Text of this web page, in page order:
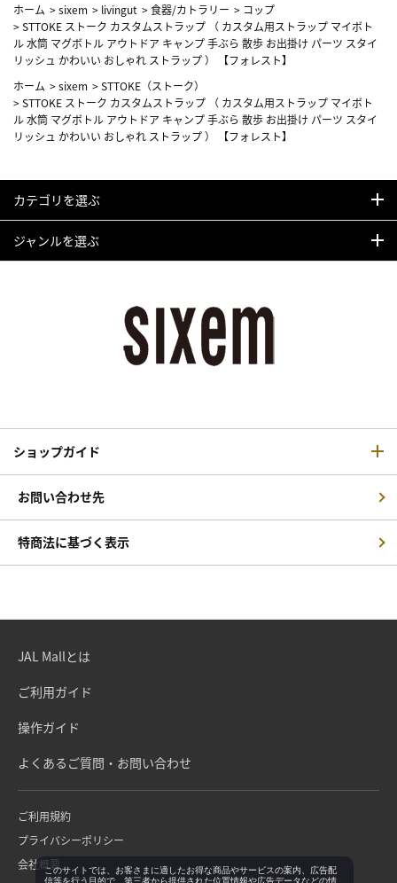
ホーム >sixem > livingut >食器/カトラリー > コップ
>STTOKE ストーク カスタムストラップ （ カスタム用ストラップ マイボト
ル 水筒 マグボトル アウトドア キャンプ 手ぶら 散歩 お出掛け パーツ スタイ
リッシュ かわいい おしゃれ ストラップ ） 【フォレスト】
ホーム >sixem >STTOKE（ストーク）
>STTOKE ストーク カスタムストラップ （ カスタム用ストラップ マイボト
ル 水筒 マグボトル アウトドア キャンプ 手ぶら 散歩 お出掛け パーツ スタイ
リッシュ かわいい おしゃれ ストラップ ） 【フォレスト】
カテゴリを選ぶ
ジャンルを選ぶ
ショップガイド
お問い合わせ先
特商法に基づく表示
JAL Mallとは
ご利用ガイド
操作ガイド
よくあるご質問・お問い合わせ
ご利用規約
プライバシーポリシー
会社概要このサイトでは、お客さまに適したお得な商品やサービスの案内、広告配
信等を行う目的で、第三者から提供された位置情報や広告データなどの情